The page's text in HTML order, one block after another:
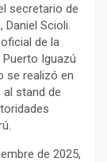
secretario de
Scioli.
de la
Iguazú
se realizó en
al stand de
de 2025,